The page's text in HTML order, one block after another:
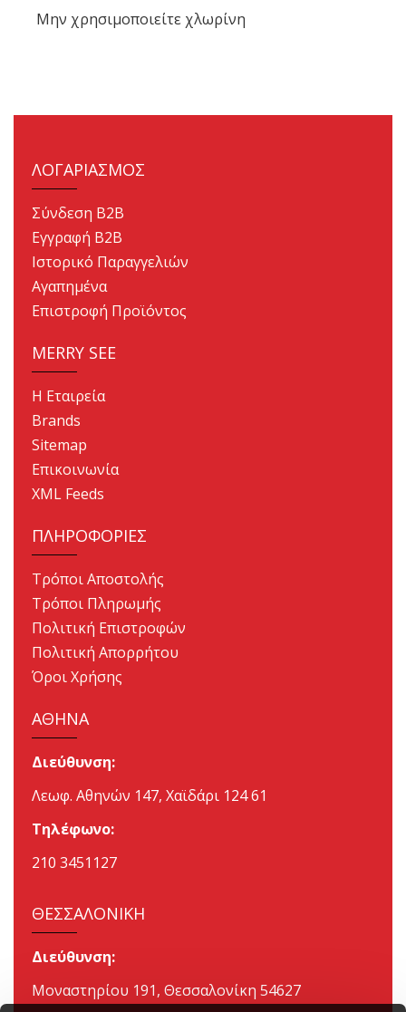
Μην χρησιμοποιείτε χλωρίνη
ΛΟΓΑΡΙΑΣΜΟΣ
Σύνδεση B2B
Εγγραφή B2B
Ιστορικό Παραγγελιών
Αγαπημένα
Επιστροφή Προϊόντος
MERRY SEE
Η Εταιρεία
Brands
Sitemap
Επικοινωνία
XML Feeds
ΠΛΗΡΟΦΟΡΙΕΣ
Τρόποι Αποστολής
Τρόποι Πληρωμής
Πολιτική Επιστροφών
Πολιτική Απορρήτου
Όροι Χρήσης
ΑΘΗΝΑ
Διεύθυνση:
Λεωφ. Αθηνών 147, Χαϊδάρι 124 61
Τηλέφωνο:
210 3451127
ΘΕΣΣΑΛΟΝΙΚΗ
Διεύθυνση:
Μοναστηρίου 191, Θεσσαλονίκη 54627